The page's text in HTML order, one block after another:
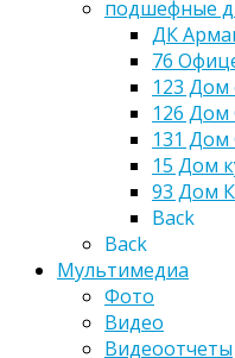
подшефные
ДК
76
123
126
131
15 Дом
93 Дом
Back
Back
Мультимедиа
Фото
Видео
Видеоотчеты